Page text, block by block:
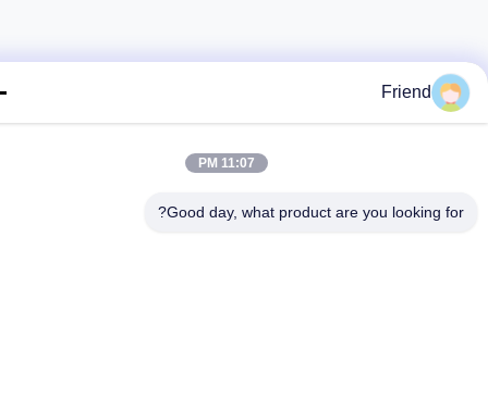
Friend
11:07 PM
Good day, what product are you looking